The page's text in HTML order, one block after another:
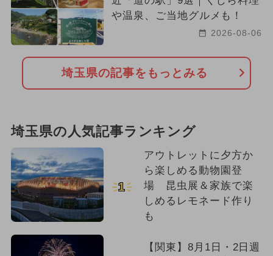
や温泉、ご当地グルメも！
2026-08-06
埼玉県の記事をもっとみる
埼玉県の人気記事ランキング
1
アウトレットに夕方か
ら楽しめる動物園登
場 昆虫展＆家族で楽
しめるレモネード作り
も
【関東】8月1日・2日週